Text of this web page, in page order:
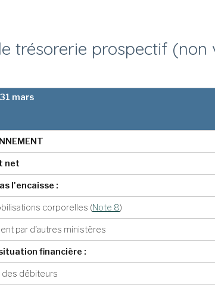
trésorerie prospectif (non
mars
net
l'encaisse :
corporelles (Note 8)
par d'autres ministères
financière :
des débiteurs